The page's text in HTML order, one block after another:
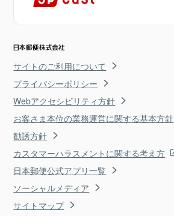
サイトのご利用について
プライバシーポリシー
Webアクセシビリティ方針
お客さま本位の業務運営に関する基本方針
勧誘方針
カスタマーハラスメントに関する考え方
日本郵便公式アプリ一覧
ソーシャルメディア
サイトマップ